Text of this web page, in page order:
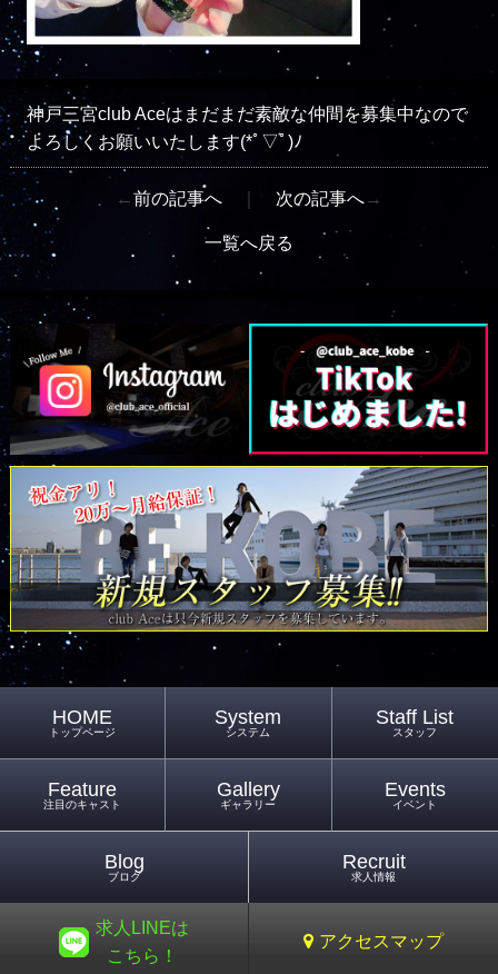
神戸三宮club Aceはまだまだ素敵な仲間を募集中なので
よろしくお願いいたします(*ﾟ▽ﾟ)ﾉ
←前の記事へ 次の記事へ→
一覧へ戻る
HOME
トップページ
System
システム
Staff List
スタッフ
Feature
注目のキャスト
Gallery
ギャラリー
Events
イベント
Blog
ブログ
Recruit
求人情報
求人LINEは
こちら！
アクセスマップ